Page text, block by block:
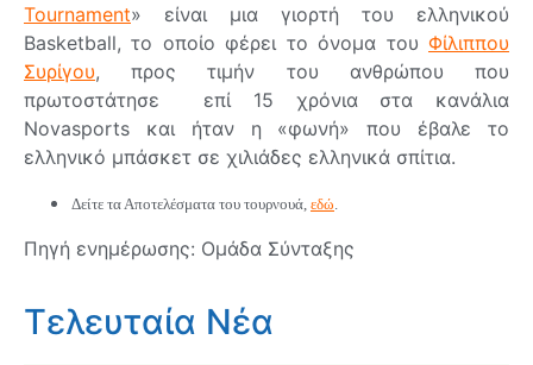
Tournament» είναι μια γιορτή του ελληνικού
Basketball, το οποίο φέρει το όνομα του Φίλιππου
Συρίγου, προς τιμήν του ανθρώπου που
πρωτοστάτησε επί 15 χρόνια στα κανάλια
Novasports και ήταν η «φωνή» που έβαλε το
ελληνικό μπάσκετ σε χιλιάδες ελληνικά σπίτια.
Δείτε τα Αποτελέσματα του τουρνουά, εδώ.
Πηγή ενημέρωσης: Ομάδα Σύνταξης
Τελευταία Νέα